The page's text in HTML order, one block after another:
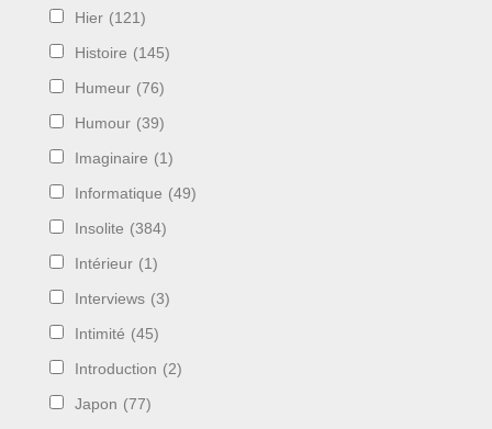
Hier (121)
Histoire (145)
Humeur (76)
Humour (39)
Imaginaire (1)
Informatique (49)
Insolite (384)
Intérieur (1)
Interviews (3)
Intimité (45)
Introduction (2)
Japon (77)